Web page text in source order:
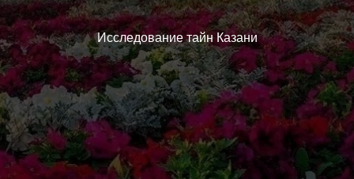
Исследование тайн Казани
СЕМЕЙНОЕ ПУТЕШЕСТВИЕ
ВОЗРАСТ 5+